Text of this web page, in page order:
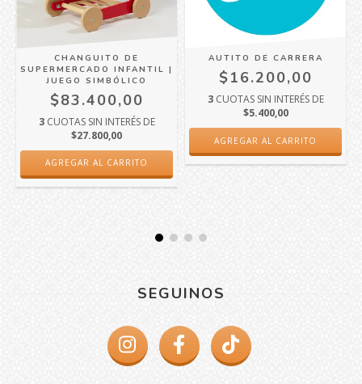
CHANGUITO DE
SUPERMERCADO INFANTIL |
JUEGO SIMBÓLICO
$83.400,00
3 CUOTAS SIN INTERÉS DE
$27.800,00
AGREGAR AL CARRITO
AUTITO DE CARRERA
$16.200,00
3 CUOTAS SIN INTERÉS DE
$5.400,00
SEGUINOS